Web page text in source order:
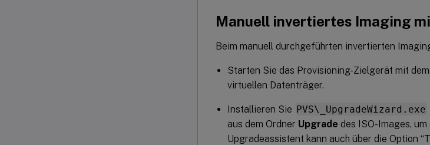
Manuell invertiertes Imaging
Beim manuell durchgeführten invertierten
Starten Sie das Provisioning-Zielgerät mit
virtuellen Datenträger.
Installieren Sie PVS\_UpgradeWizard.exe
aus dem Ordner Upgrade des ISO-Images,
Upgradeassistent kann auch über die Option